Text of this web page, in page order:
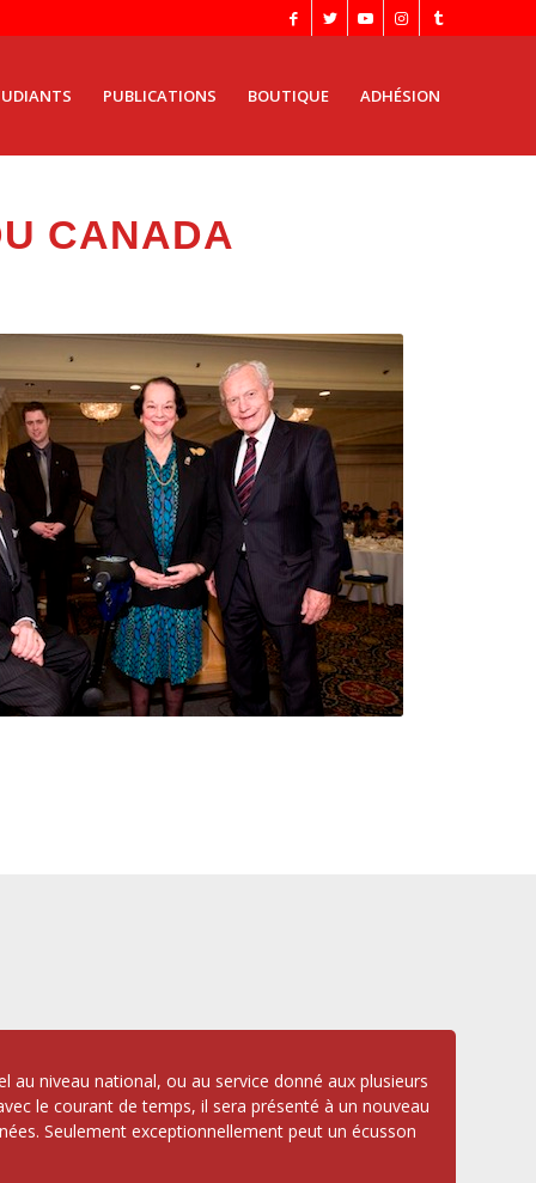
PUBLICATIONS BOUTIQUE ADHÉSION
CANADA
au niveau national, ou au service donné aux plusieurs
le courant de temps, il sera présenté à un nouveau
Seulement exceptionnellement peut un écusson